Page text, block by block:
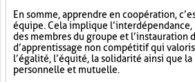
En somme, apprendre en coopération,
équipe. Cela implique
des membres du groupe et l’instauration
d’apprentissage non compétitif qui
l’égalité, l’équité, la solidarité ainsi que
personnelle et mutuelle.